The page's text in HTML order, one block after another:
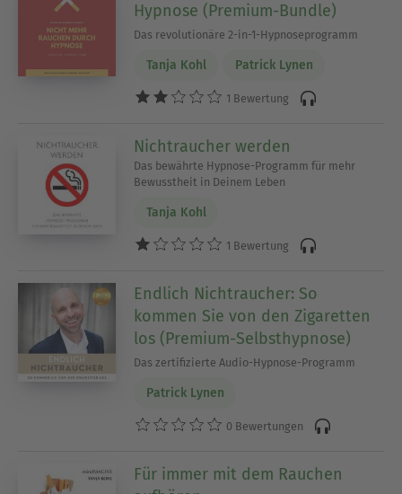
Hypnose (Premium-Bundle)
Das revolutionäre 2-in-1-Hypnoseprogramm
Tanja Kohl Patrick Lynen
1 Bewertung
Nichtraucher werden
Das bewährte Hypnose-Programm für mehr
Bewusstheit in Deinem Leben
Tanja Kohl
1 Bewertung
Endlich Nichtraucher: So
kommen Sie von den Zigaretten
los (Premium-Selbsthypnose)
Das zertifizierte Audio-Hypnose-Programm
Patrick Lynen
0 Bewertungen
Für immer mit dem Rauchen